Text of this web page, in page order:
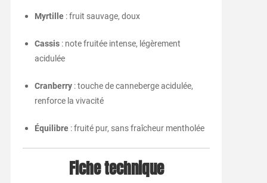
Myrtille: fruit sauvage, doux
Cassis: note fruitée intense, légèrement
acidulée
Cranberry: touche de canneberge acidulée,
renforce la vivacité
Équilibre: fruité pur, sans fraîcheur mentholée
Fiche technique